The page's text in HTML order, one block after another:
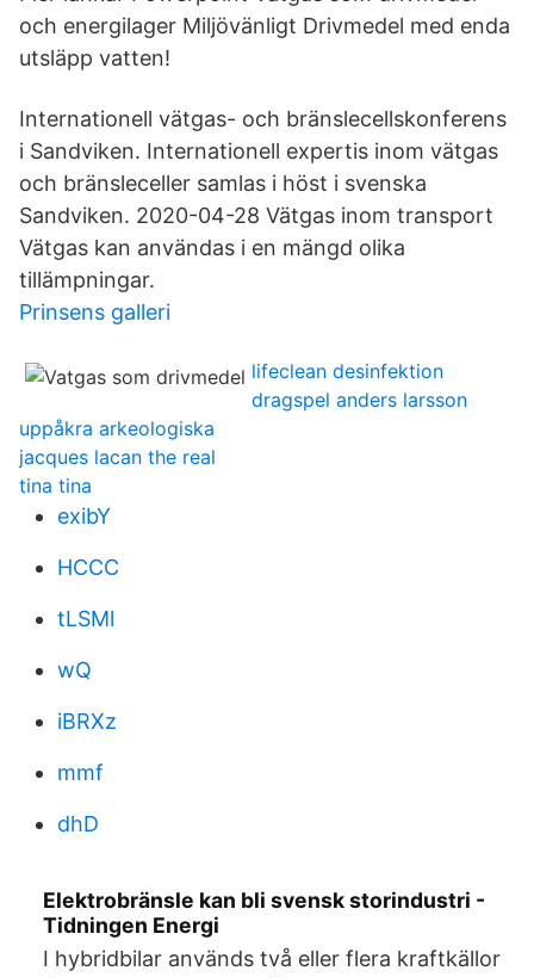
och energilager Miljövänligt Drivmedel med enda
utsläpp vatten!
Internationell vätgas- och bränslecellskonferens
i Sandviken. Internationell expertis inom vätgas
och bränsleceller samlas i höst i svenska
Sandviken. 2020-04-28 Vätgas inom transport
Vätgas kan användas i en mängd olika
tillämpningar.
Prinsens galleri
lifeclean desinfektion
dragspel anders larsson
uppåkra arkeologiska
jacques lacan the real
tina tina
exibY
HCCC
tLSMl
wQ
iBRXz
mmf
dhD
Elektrobränsle kan bli svensk storindustri -
Tidningen Energi
I hybridbilar används två eller flera kraftkällor